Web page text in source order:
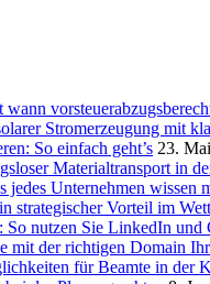
Stromerzeugung mit
So einfach geht’s 23.
Materialtransport in
jedes Unternehmen wissen
strategischer Vorteil im
So nutzen Sie LinkedIn und
mit der richtigen Domain
für Beamte in der